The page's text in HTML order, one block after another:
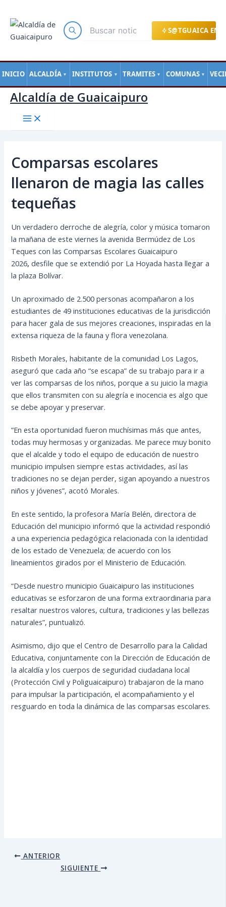
S@TGUAICA EN
INICIO ALCALDÍA ▼ INSTITUTOS ▼ TRAMITES ▼ COMUNAS ▼
contenido
Alcaldía de Guaicaipuro
Comparsas escolares
llenaron de magia las calles
tequeñas
Un verdadero derroche de alegría, color y música tomaron
la mañana de este viernes la avenida Bermúdez de Los
Teques con las Comparsas Escolares Guaicaipuro
2026,desfile que se extendió por La Hoyada hasta llegar a
la plaza Bolívar.
Un aproximado de 2.500 personas acompañaron a los
estudiantes de 49 instituciones educativas de la jurisdicción
para hacer gala de sus mejores creaciones, inspiradas en la
extensa riqueza de la fauna y flora venezolana.
Risbeth Morales, habitante de la comunidad Los Lagos,
aseguró que cada año “se escapa” de su trabajo para ir a
ver las comparsas de los niños, porque a su juicio la magia
que ellos transmiten con su alegría e inocencia es algo que
se debe apoyar y preservar.
“En esta oportunidad fueron muchísimas más que antes,
todas muy hermosas y organizadas. Me parece muy bonito
que el alcalde y todo el equipo de educación de nuestro
municipio impulsen siempre estas actividades, así las
tradiciones no se dejan perder, sigan apoyando a nuestros
niños y jóvenes”, acotó Morales.
En este sentido, la profesora María Belén, directora de
Educación del municipio informó que la actividad respondió
a una experiencia pedagógica relacionada con la identidad
de los estado de Venezuela; de acuerdo con los
lineamientos girados por el Ministerio de Educación.
“Desde nuestro municipio Guaicaipuro las instituciones
educativas se esforzaron de una forma extraordinaria para
resaltar nuestros valores, cultura, tradiciones y las bellezas
naturales”, puntualizó.
Asimismo, dijo que el Centro de Desarrollo para la Calidad
Educativa, conjuntamente con la Dirección de Educación de
la alcaldía y los cuerpos de seguridad ciudadana local
(Protección Civil y Poliguaicaipuro) trabajaron de la mano
para impulsar la participación, el acompañamiento y el
resguardo en toda la dinámica de las comparsas escolares.
de
entradas
ANTERIOR
SIGUIENTE